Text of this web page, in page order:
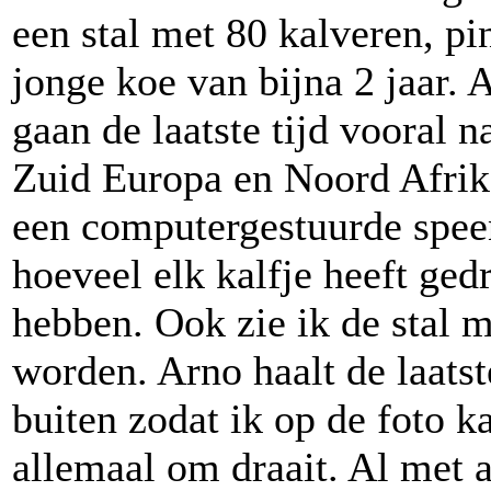
een stal met 80 kalveren,
jonge koe van bijna 2 jaar.
gaan de laatste tijd vooral
Zuid Europa en Noord
een computergestuurde
hoeveel elk kalfje heeft
hebben. Ook zie ik de stal
worden. Arno haalt de
buiten zodat ik op de foto
allemaal om draait. Al met